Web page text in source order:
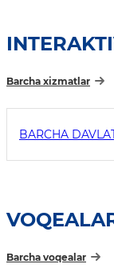
Barcha xizmatlar
BARCHA
Barcha voqealar